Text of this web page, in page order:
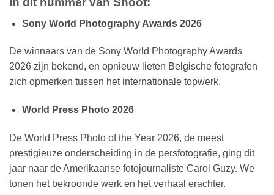
Sony World Photography Awards 2026
De winnaars van de Sony World Photography Awards
2026 zijn bekend, en opnieuw lieten Belgische fotografen
zich opmerken tussen het internationale topwerk.
World Press Photo 2026
De World Press Photo of the Year 2026, de meest
prestigieuze onderscheiding in de persfotografie, ging dit
jaar naar de Amerikaanse fotojournaliste Carol Guzy. We
tonen het bekroonde werk en het verhaal erachter.